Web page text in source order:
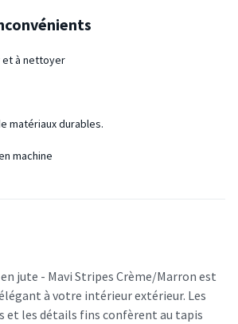
et à nettoyer
matériaux durables.
machine
jute - Mavi Stripes Crème/Marron est
à votre intérieur extérieur. Les
et les détails fins confèrent au tapis